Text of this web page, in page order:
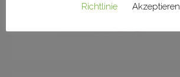
Richtlinie
Akzeptieren